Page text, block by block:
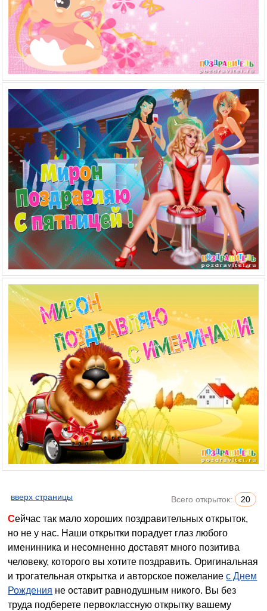
вверх страницы Всего открыток: 20
Сейчас так мало хороших поздравительных открыток,
но не у нас. Наши открытки порадует глаз любого
именинника и несомненно доставят много позитива
человеку, которого вы хотите поздравить. Оригинальная
и трогательная открытка и авторское пожеланиес Днем
Рождения не оставит равнодушным никого. Вы без
труда подберете первоклассную открытку вашему